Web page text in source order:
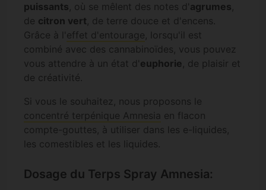
puissants, où se mêlent des notes d' agrumes,
de citron vert, de terre douce et d'encens.
Grâce à l' effet d'entourage, lorsqu'il est
combiné avec des cannabinoïdes, vous pouvez
vous attendre à un état d' euphorie, de plaisir et
de créativité.
Si vous le souhaitez, nous proposons le
concentré terpénique Amnesia en flacon
compte-gouttes, à utiliser dans les e-liquides,
les comestibles et les liquides.
Dosage du Terps Spray Amnesia: